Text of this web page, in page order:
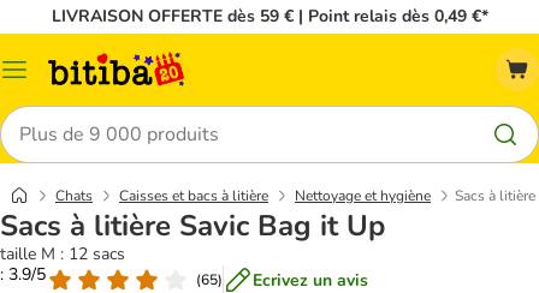
LIVRAISON OFFERTE dès 59 € | Point relais dès 0,49 €*
Menu
Rechercher
Chats Caisses et bacs à litière Nettoyage et hygiène Sacs à
Sacs à litière Savic Bag it Up
taille M : 12 sacs
: 3.9/5
(65) Ecrivez un avis